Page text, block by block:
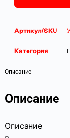
Артикул/SKU
Категория
Описание
Описание
Описание